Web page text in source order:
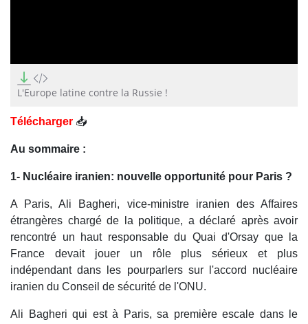
seconds
of
50
L'Europe latine contre la Russie !
Télécharger 📥
Au sommaire :
1- Nucléaire iranien: nouvelle opportunité pour Paris ?
A Paris, Ali Bagheri, vice-ministre iranien des Affaires
étrangères chargé de la politique, a déclaré après avoir
rencontré un haut responsable du Quai d'Orsay que la
France devait jouer un rôle plus sérieux et plus
indépendant dans les pourparlers sur l'accord nucléaire
iranien du Conseil de sécurité de l'ONU.
Ali Bagheri qui est à Paris, sa première escale dans le